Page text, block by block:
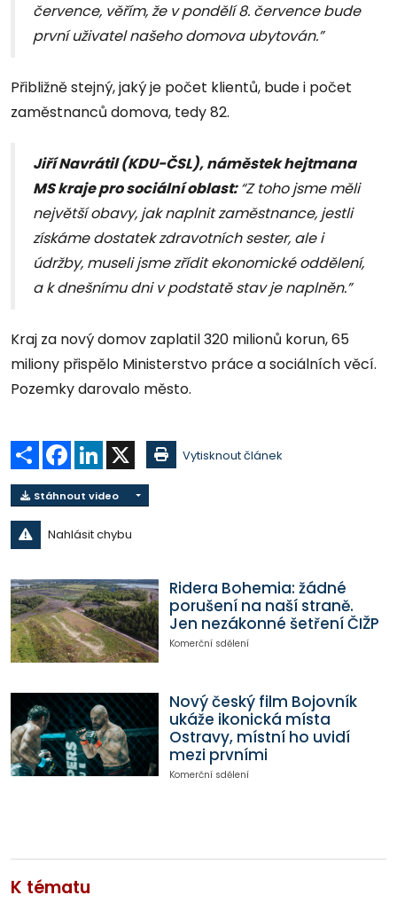
července, věřím, že v pondělí 8. července bude
první uživatel našeho domova ubytován.”
Přibližně stejný, jaký je počet klientů, bude i počet
zaměstnanců domova, tedy 82.
Jiří Navrátil (KDU-ČSL), náměstek hejtmana
MS kraje pro sociální oblast:“Z toho jsme měli
největší obavy, jak naplnit zaměstnance, jestli
získáme dostatek zdravotních sester, ale i
údržby, museli jsme zřídit ekonomické oddělení,
a k dnešnímu dni v podstatě stav je naplněn.”
Kraj za nový domov zaplatil 320 milionů korun, 65
miliony přispělo Ministerstvo práce a sociálních věcí.
Pozemky darovalo město.
Sdílet Facebook
LinkedIn Vytisknout článek
Stáhnout video
Nahlásit chybu
Ridera Bohemia: žádné
porušení na naší straně.
Jen nezákonné šetření ČIŽP
Komerční sdělení
Nový český film Bojovník
ukáže ikonická místa
Ostravy, místní ho uvidí
mezi prvními
Komerční sdělení
K tématu